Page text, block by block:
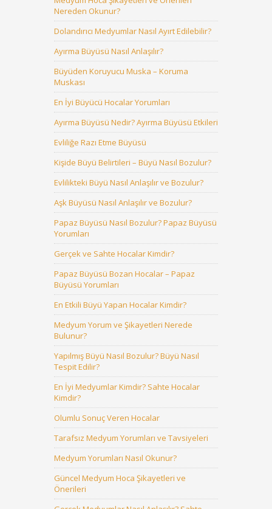
Nereden Okunur?
Dolandırıcı Medyumlar Nasıl Ayırt Edilebilir?
Ayırma Büyüsü Nasıl Anlaşılır?
Büyüden Koruyucu Muska – Koruma
Muskası
En İyi Büyücü Hocalar Yorumları
Ayırma Büyüsü Nedir? Ayırma Büyüsü Etkileri
Evliliğe Razı Etme Büyüsü
Kişide Büyü Belirtileri – Büyü Nasıl Bozulur?
Evlilikteki Büyü Nasıl Anlaşılır ve Bozulur?
Aşk Büyüsü Nasıl Anlaşılır ve Bozulur?
Papaz Büyüsü Nasıl Bozulur? Papaz Büyüsü
Yorumları
Gerçek ve Sahte Hocalar Kimdir?
Papaz Büyüsü Bozan Hocalar – Papaz
Büyüsü Yorumları
En Etkili Büyü Yapan Hocalar Kimdir?
Medyum Yorum ve Şikayetleri Nerede
Bulunur?
Yapılmış Büyü Nasıl Bozulur? Büyü Nasıl
Tespit Edilir?
En İyi Medyumlar Kimdir? Sahte Hocalar
Kimdir?
Olumlu Sonuç Veren Hocalar
Tarafsız Medyum Yorumları ve Tavsiyeleri
Medyum Yorumları Nasıl Okunur?
Güncel Medyum Hoca Şikayetleri ve
Önerileri